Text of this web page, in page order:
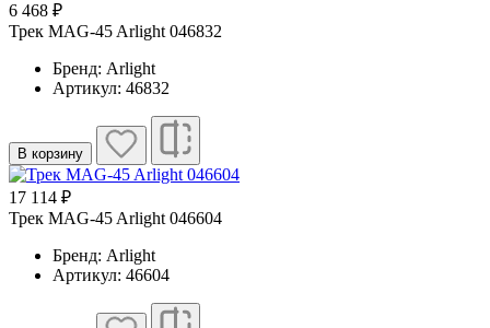
6 468 ₽
Трек MAG-45 Arlight 046832
Бренд: Arlight
Артикул: 46832
В корзину
17 114 ₽
Трек MAG-45 Arlight 046604
Бренд: Arlight
Артикул: 46604